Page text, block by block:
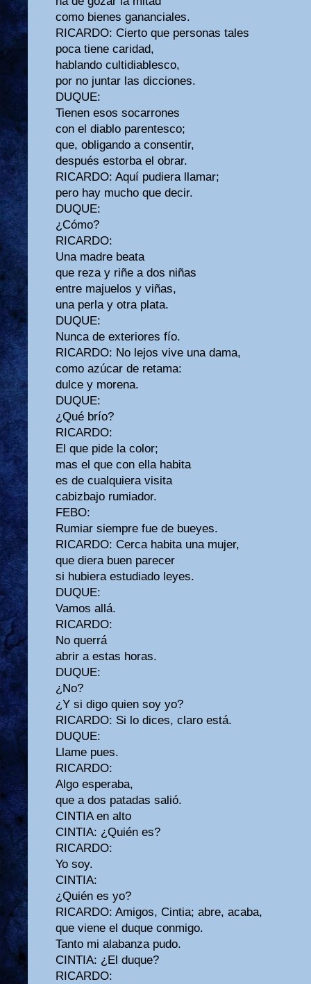
como bienes gananciales.
RICARDO: Cierto que personas tales
poca tiene caridad,
hablando cultidiablesco,
por no juntar las dicciones.
DUQUE:
Tienen esos socarrones
con el diablo parentesco;
que, obligando a consentir,
después estorba el obrar.
RICARDO: Aquí pudiera llamar;
pero hay mucho que decir.
DUQUE:
¿Cómo?
RICARDO:
Una madre beata
que reza y riñe a dos niñas
entre majuelos y viñas,
una perla y otra plata.
DUQUE:
Nunca de exteriores fío.
RICARDO: No lejos vive una dama,
como azúcar de retama:
dulce y morena.
DUQUE:
¿Qué brío?
RICARDO:
El que pide la color;
mas el que con ella habita
es de cualquiera visita
cabizbajo rumiador.
FEBO:
Rumiar siempre fue de bueyes.
RICARDO: Cerca habita una mujer,
que diera buen parecer
si hubiera estudiado leyes.
DUQUE:
Vamos allá.
RICARDO:
No querrá
abrir a estas horas.
DUQUE:
¿No?
¿Y si digo quien soy yo?
RICARDO: Si lo dices, claro está.
DUQUE:
Llame pues.
RICARDO:
Algo esperaba,
que a dos patadas salió.
CINTIA en alto
CINTIA: ¿Quién es?
RICARDO:
Yo soy.
CINTIA:
¿Quién es yo?
RICARDO: Amigos, Cintia; abre, acaba,
que viene el duque conmigo.
Tanto mi alabanza pudo.
CINTIA: ¿El duque?
RICARDO: